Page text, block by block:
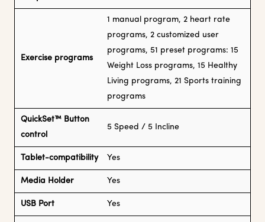
Exercise programs
1 manual program, 2 heart rate
programs, 2 customized user
programs, 51 preset programs: 15
Weight Loss programs, 15 Healthy
Living programs, 21 Sports training
programs
QuickSet™ Button
control
5 Speed / 5 Incline
Tablet-compatibility Yes
Media Holder Yes
USB Port Yes